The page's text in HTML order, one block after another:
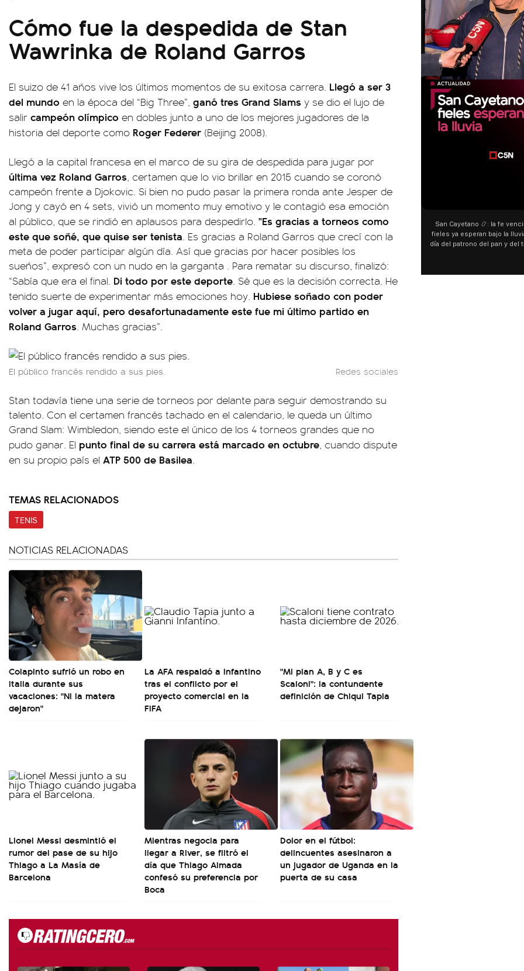
Cómo fue la despedida de Stan
Wawrinka de Roland Garros
El suizo de 41 años vive los últimos momentos de su exitosa carrera. Llegó a ser 3
del mundo en la época del “Big Three”, ganó tres Grand Slams y se dio el lujo de
salir campeón olímpico en dobles junto a uno de los mejores jugadores de la
historia del deporte como Roger Federer (Beijing 2008).
Llegó a la capital francesa en el marco de su gira de despedida para jugar por
última vez Roland Garros, certamen que lo vio brillar en 2015 cuando se coronó
campeón frente a Djokovic. Si bien no pudo pasar la primera ronda ante Jesper de
Jong y cayó en 4 sets, vivió un momento muy emotivo y le contagió esa emoción
al público, que se rindió en aplausos para despedirlo. "Es gracias a torneos como
este que soñé, que quise ser tenista. Es gracias a Roland Garros que crecí con la
meta de poder participar algún día. Así que gracias por hacer posibles los
sueños”, expresó con un nudo en la garganta . Para rematar su discurso, finalizó:
“Sabía que era el final. Di todo por este deporte. Sé que es la decisión correcta. He
tenido suerte de experimentar más emociones hoy. Hubiese soñado con poder
volver a jugar aquí, pero desafortunadamente este fue mi último partido en
Roland Garros. Muchas gracias”.
El público francés rendido a sus pies. Redes sociales
Stan todavía tiene una serie de torneos por delante para seguir demostrando su
talento. Con el certamen francés tachado en el calendario, le queda un último
Grand Slam: Wimbledon, siendo este el único de los 4 torneos grandes que no
pudo ganar. El punto final de su carrera está marcado en octubre, cuando dispute
en su propio país el ATP 500 de Basilea.
TEMAS RELACIONADOS
TENIS
NOTICIAS RELACIONADAS
Colapinto sufrió un robo en
Italia durante sus
vacaciones: "Ni la matera
dejaron"
La AFA respaldó a Infantino
tras el conflicto por el
proyecto comercial en la
FIFA
"Mi plan A, B y C es
Scaloni": la contundente
definición de Chiqui Tapia
Lionel Messi desmintió el
rumor del pase de su hijo
Thiago a La Masía de
Barcelona
Mientras negocia para
llegar a River, se filtró el
día que Thiago Almada
confesó su preferencia por
Boca
Dolor en el fútbol:
delincuentes asesinaron a
un jugador de Uganda en la
puerta de su casa
00:00
San Cayetano 📿: la fe venció al agua y los
fieles ya esperan bajo la lluvia ➡️ A horas del
día del patrono del pan y del trabajo, miles de
personas acampan en Liniers para agradecer
y pedir. 🎙️ @bernardomagnago
“Preferís la joda y yo
¿Indirecta para Luck Ra? La
"Te vi", su nueva
encontrar similitudes entre
declaraciones que hizo tras